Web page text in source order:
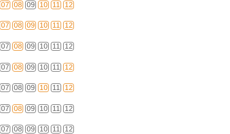
07 08 09 10 11 12
07 08 09 10 11 12
07 08 09 10 11 12
07 08 09 10 11 12
07 08 09 10 11 12
07 08 09 10 11 12
07 08 09 10 11 12